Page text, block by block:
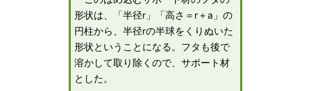
形状は、「半径r」「高さ＝r＋a」の
円柱から、半径rの半球をくりぬいた
形状ということになる。フタも後で
溶かして取り除くので、サポート材
とした。